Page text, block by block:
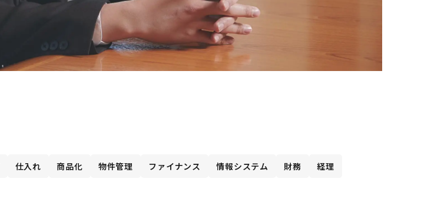
仕入れ 商品化 物件管理 ファイナンス 情報システム 財務
経理